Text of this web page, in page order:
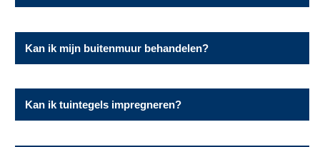
materialen zoals baksteen, metselwerk,
geschikt voor geverfde muren (zoals latex).
Kan ik mijn buitenmuur behandelen?
andere afsluitende verf. De coating moet kunnen
Kan ik tuintegels impregneren?